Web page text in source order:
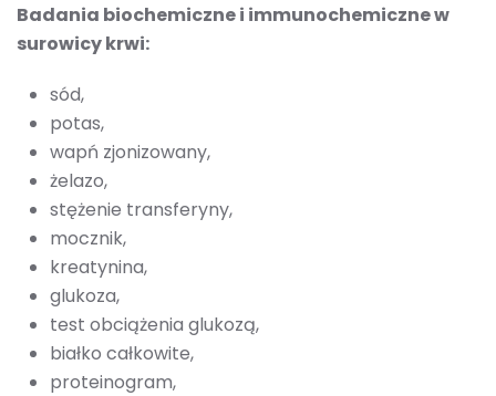
Badania biochemiczne i immunochemiczne w
surowicy krwi:
sód,
potas,
wapń zjonizowany,
żelazo,
stężenie transferyny,
mocznik,
kreatynina,
glukoza,
test obciążenia glukozą,
białko całkowite,
proteinogram,